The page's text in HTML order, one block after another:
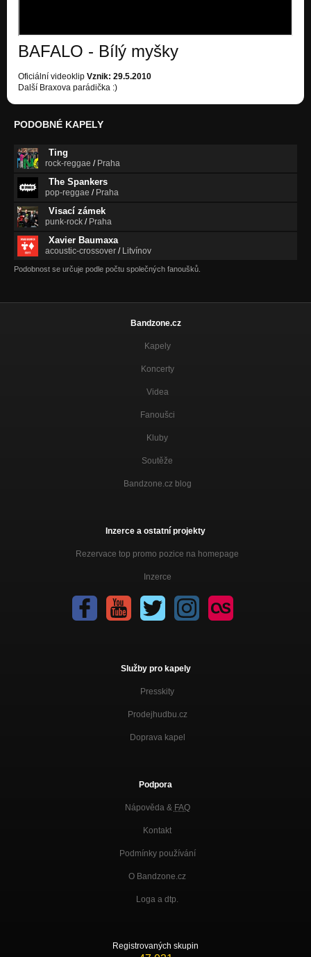
BAFALO - Bílý myšky
Oficiální videoklip Vznik: 29.5.2010
Další Braxova parádička :)
PODOBNÉ KAPELY
Ting
rock-reggae / Praha
The Spankers
pop-reggae / Praha
Visací zámek
punk-rock / Praha
Xavier Baumaxa
acoustic-crossover / Litvínov
Podobnost se určuje podle počtu společných fanoušků.
Bandzone.cz
Kapely
Koncerty
Videa
Fanoušci
Kluby
Soutěže
Bandzone.cz blog
Inzerce a ostatní projekty
Rezervace top promo pozice na homepage
Inzerce
Služby pro kapely
Presskity
Prodejhudbu.cz
Doprava kapel
Podpora
Nápověda & FAQ
Kontakt
Podmínky používání
O Bandzone.cz
Loga a dtp.
Registrovaných skupin